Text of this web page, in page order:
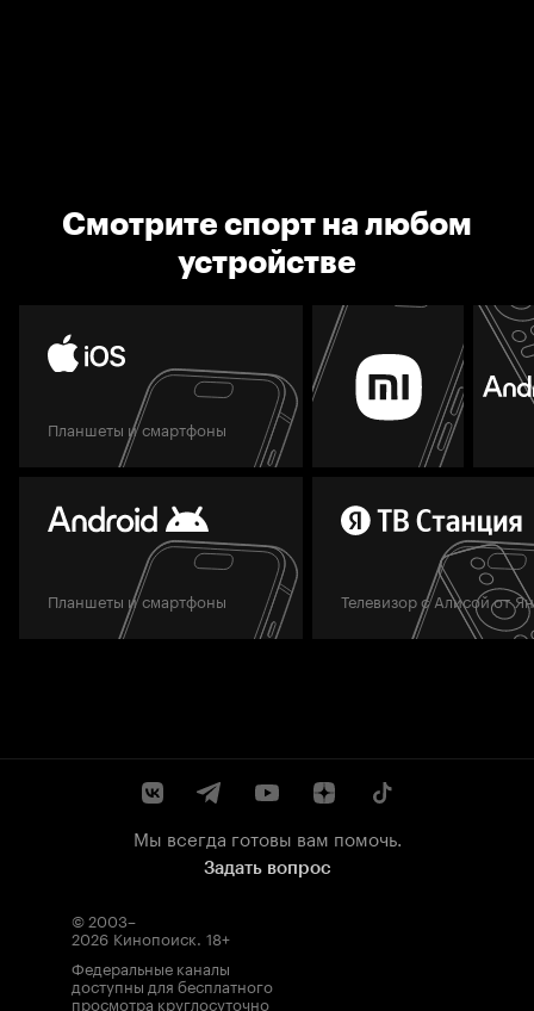
Смотрите спорт на любом
устройстве
Планшеты и смартфоны
Планшеты и смартфоны Телевизор с Алисой от
Мы всегда готовы вам помочь.
Задать вопрос
© 2003–
2026 Кинопоиск. 18+
Федеральные каналы
доступны для бесплатного
просмотра круглосуточно